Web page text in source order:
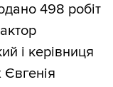
498 робіт
і керівниця